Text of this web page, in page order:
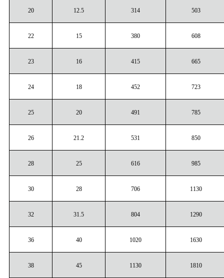
20 12.5 314 503
22 15 380 608
23 16 415 665
24 18 452 723
25 20 491 785
26 21.2 531 850
28 25 616 985
30 28 706 1130
32 31.5 804 1290
36 40 1020 1630
38 45 1130 1810